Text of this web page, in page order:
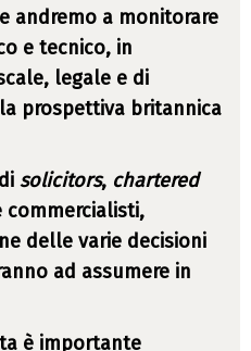
andremo a monitorare
e tecnico, in
legale e di
prospettiva britannica
solicitors, chartered
commercialisti,
delle varie decisioni
ad assumere in
è importante